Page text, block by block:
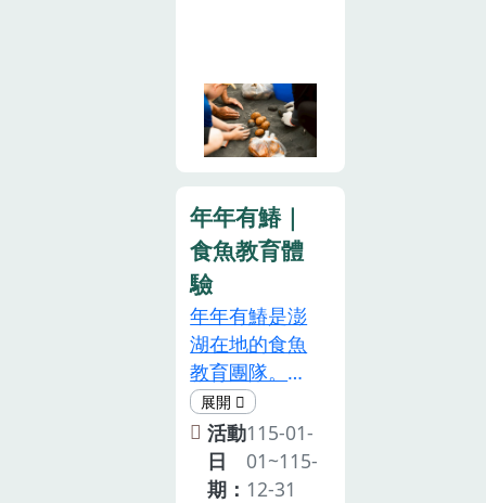
粉絲專頁1月
10日這一天，
就讓我們把煩
年！來金陵，
感受最純粹的
泥土香、最熱
情的人情味、
和最歡樂的年
節氛圍！焢窯
報名與最新活
動細節，請持
續關注【彰化
縣秀水鄉金陵
社區發展協
人)，可使用農
產品抵用卷。
5.完成報名定
義，填寫報名
入LINE
ID:@luu9133w，
完成匯款並
Line訊息回報
(姓名、轉帳金
額、帳號末5
碼)。【肆】活
動地點: 1.手
機導航:將軍山
農場 2.車上導
吃法活動亮點
•探索左鎮百
年漬物文化與
在地酸筍飲食
法無添加的發
酵魅力，運用
自然乳酸發酵
技法完成古早
味酸筍•每人
帶回自製酸筍
一瓶，並附上
「祖傳湯底食
譜」•從筍殼
剝下到發酵封
手做出滿滿年
味•2.黑芝麻涼
心糕 DIY（1
小時）古早味
膩、輕鬆上手
•常態食農體
驗1.檸檬糕
DIY（30 分
鐘）日曬檸檬
片製作，酸甜
剛剛好2.白蓮
霧饅頭
DIY（10 人成
團，2 小時）
覽、沙窯、紅
土鹹鴨蛋DIY
與塭仔飯湯料
為素材，葉作
拖鞋、樹皮作
腰帶、花為童
玩，並結合魚
滷炒粄條與飯
湯等海洋風
味，展現獨特
海口文化。活
動/體驗時長
每場體驗約
3.5小時活動/
年年有鰆｜
食魚教育體
驗
年年有鰆是澎
湖在地的食魚
教育團隊。
「鰆」是𩵚魠
魚（康氏馬加
鰆），澎湖最
具代表性的魚
活動
日
期：
115-01-
01~115-
12-31